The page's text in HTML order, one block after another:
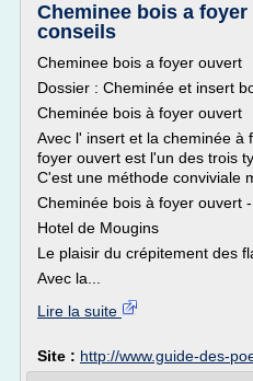
Cheminee bois a
conseils
Cheminee bois a foyer ouvert
Dossier : Cheminée et insert
Cheminée bois à foyer ouvert
Avec l' insert et la cheminée à
foyer ouvert est l'un des trois
C'est une méthode conviviale
Cheminée bois à foyer ouvert
Hotel de Mougins
Le plaisir du crépitement des
Avec la...
Lire la suite
Site : http://www.guide-des-